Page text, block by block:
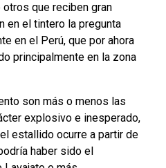
otros que reciben gran
en el tintero la pregunta
en el Perú, que por ahora
principalmente en la zona
son más o menos las
explosivo e inesperado,
estallido ocurre a partir de
haber sido el